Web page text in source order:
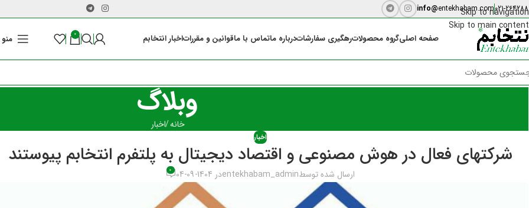
Skip to navigation
Skip to main content
021-
info@entekhabam.com
صفحه اصلیگروه محصولاترهگیری سفارشاتدرباره ماتماس با ماقوانین و مقرراتاخبار انتخابم 0 منو
وبلاگ
خانه اخبار
اخبار
شرکتهای فعال در هوش مصنوعی و اقتصاد دیجیتال به پلتفرم انتخابم پیوستند
ارسال شده توسطentekhabam_adminدر 1404-09-04 0